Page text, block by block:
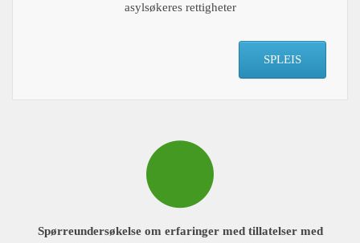
asylsøkeres rettigheter
SPLEIS
Spørreundersøkelse om erfaringer med tillatelser med